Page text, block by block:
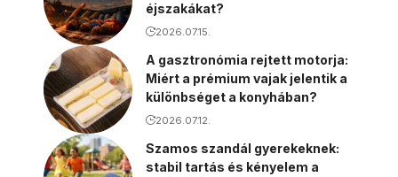
éjszakákat?
2026.07.15.
A gasztronómia rejtett motorja:
Miért a prémium vajak jelentik a
különbséget a konyhában?
2026.07.12.
Szamos szandál gyerekeknek:
stabil tartás és kényelem a